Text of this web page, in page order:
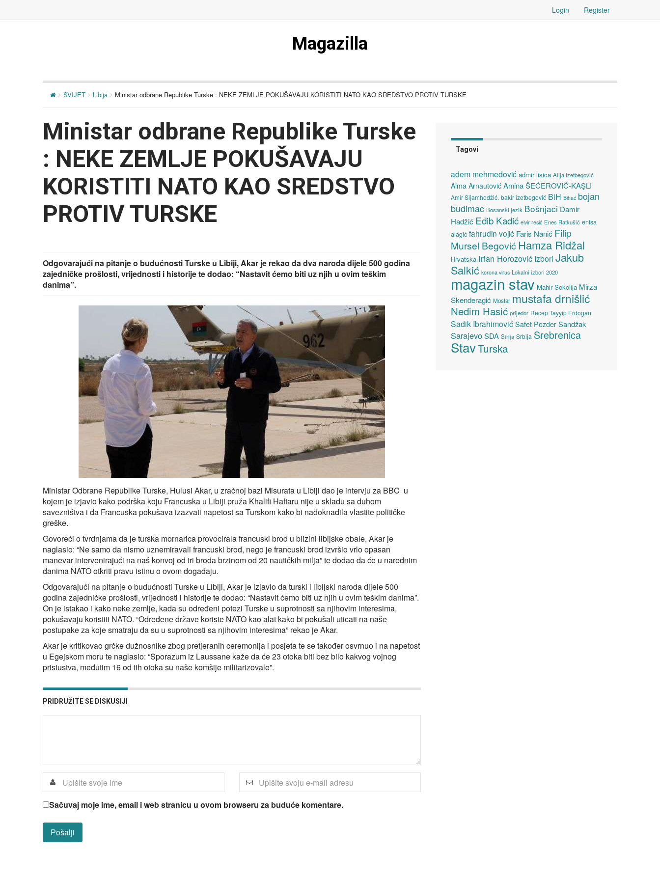
Login Register
Magazilla
SVIJET Libija Ministar odbrane Republike Turske : NEKE ZEMLJE POKUŠAVAJU KORISTITI NATO KAO SREDSTVO PROTIV TURSKE
Ministar odbrane Republike Turske
: NEKE ZEMLJE POKUŠAVAJU
KORISTITI NATO KAO SREDSTVO
PROTIV TURSKE
Odgovarajući na pitanje o budućnosti Turske u Libiji, Akar je rekao da dva naroda dijele 500 godina
zajedničke prošlosti, vrijednosti i historije te dodao: “Nastavit ćemo biti uz njih u ovim teškim
danima”.
Ministar Odbrane Republike Turske, Hulusi Akar, u zračnoj bazi Misurata u Libiji dao je intervju za BBC u
kojem je izjavio kako podrška koju Francuska u Libiji pruža Khalifi Haftaru nije u skladu sa duhom
savezništva i da Francuska pokušava izazvati napetost sa Turskom kako bi nadoknadila vlastite političke
greške.
Govoreći o tvrdnjama da je turska mornarica provocirala francuski brod u blizini libijske obale, Akar je
naglasio: “Ne samo da nismo uznemiravali francuski brod, nego je francuski brod izvršio vrlo opasan
manevar intervenirajući na naš konvoj od tri broda brzinom od 20 nautičkih milja” te dodao da će u narednim
danima NATO otkriti pravu istinu o ovom događaju.
Odgovarajući na pitanje o budućnosti Turske u Libiji, Akar je izjavio da turski i libijski naroda dijele 500
godina zajedničke prošlosti, vrijednosti i historije te dodao: “Nastavit ćemo biti uz njih u ovim teškim danima”.
On je istakao i kako neke zemlje, kada su određeni potezi Turske u suprotnosti sa njihovim interesima,
pokušavaju koristiti NATO. “Određene države koriste NATO kao alat kako bi pokušali uticati na naše
postupake za koje smatraju da su u suprotnosti sa njihovim interesima” rekao je Akar.
Akar je kritikovao grčke dužnosnike zbog pretjeranih ceremonija i posjeta te se također osvrnuo i na napetost
u Egejskom moru te naglasio: “Sporazum iz Laussane kaže da će 23 otoka biti bez bilo kakvog vojnog
pristustva, međutim 16 od tih otoka su naše komšije militarizovale”.
PRIDRUŽITE SE DISKUSIJI
Sačuvaj moje ime, email i web stranicu u ovom browseru za buduće komentare.
Tagovi
adem mehmedović admir lisica Alija Izetbegović
Alma Arnautović Amina ŠEĆEROVIĆ-KAŞLI
Amir Sijamhodžić. bakir izetbegović BiH Bihać bojan
budimac Bosanski jezik Bošnjaci Damir
Hadžić Edib Kadić elvir resić Enes Ratkušić enisa
alagić fahrudin vojić Faris Nanić Filip
Mursel Begović Hamza Ridžal
Hrvatska Irfan Horozović Izbori Jakub
Salkić korona virus Lokalni izbori 2020
magazin stav Mahir Sokolija Mirza
Skenderagić Mostar mustafa drnišlić
Nedim Hasić prijedor Recep Tayyip Erdogan
Sadik Ibrahimović Safet Pozder Sandžak
SarajevoSDA Sirija Srbija Srebrenica
StavTurska